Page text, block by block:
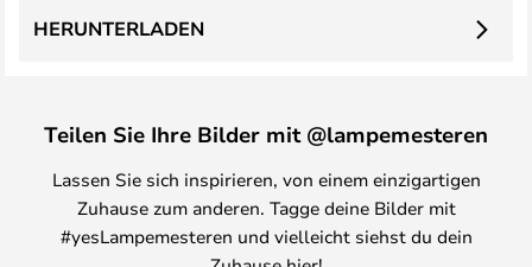
HERUNTERLADEN
Teilen Sie Ihre Bilder mit @lampemesteren
Lassen Sie sich inspirieren, von einem einzigartigen
Zuhause zum anderen. Tagge deine Bilder mit
#yesLampemesteren und vielleicht siehst du dein